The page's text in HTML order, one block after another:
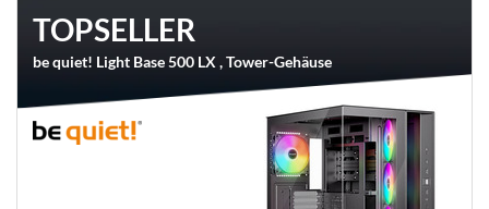
TOPSELLER
be quiet! Light Base 500 LX , Tower-Gehäuse